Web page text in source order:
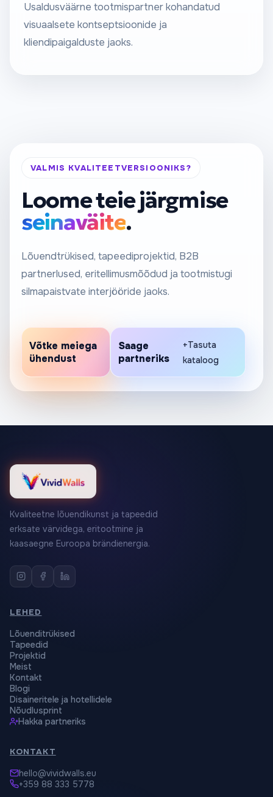
Usaldusväärne tootmispartner kohandatud
visuaalsete kontseptsioonide ja
kliendipaigalduste jaoks.
VALMIS KVALITEETVERSIOONIKS?
Loome teie järgmise
seinaväite.
Lõuendtrükised, tapeediprojektid, B2B
partnerlused, eritellimusmõõdud ja tootmistugi
silmapaistvate interjööride jaoks.
Võtke meiega
ühendust
Saage
partneriks
+Tasuta
kataloog
Kvaliteetne lõuendikunst ja tapeedid
erksate värvidega, eritootmine ja
kaasaegne Euroopa brändienergia.
LEHED
Lõuenditrükised
Tapeedid
Projektid
Meist
Kontakt
Blogi
Disaineritele ja hotellidele
Nõudlusprint
Hakka partneriks
KONTAKT
hello@vividwalls.eu
+359 88 333 5778